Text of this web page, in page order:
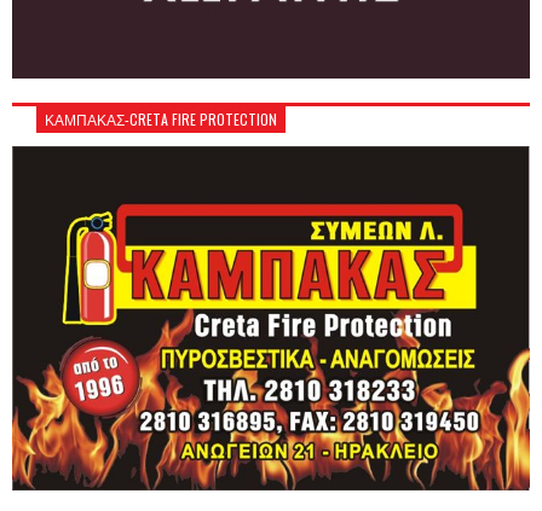
ΚΑΜΠΑΚΑΣ-CRETA FIRE PROTECTION